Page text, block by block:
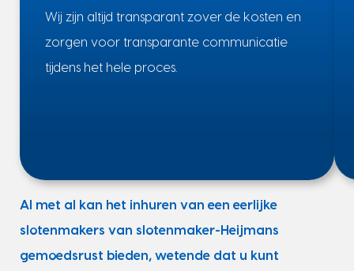
Wij zijn altijd transparant zover de kosten en
zorgen voor transparante communicatie
tijdens het hele proces.
Al met al kan het inhuren van een eerlijke
slotenmakers van slotenmaker-Heijmans
gemoedsrust bieden, wetende dat u kunt